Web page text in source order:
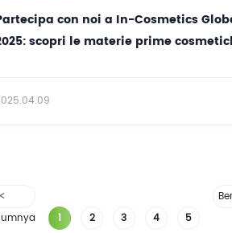
con noi a In-Cosmetics
scopri le materie prime
1 2 3 4 5